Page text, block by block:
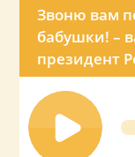
Звоню вам
бабушки! –
президент